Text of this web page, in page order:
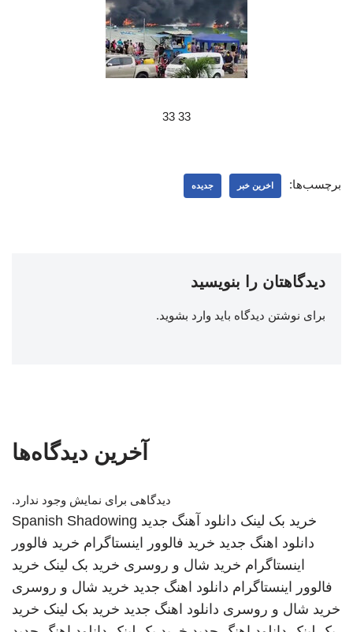
33 33
برچسب‌ها: اخرین خبر جدیده
دیدگاهتان را بنویسید
برای نوشتن دیدگاه باید وارد بشوید.
آخرین دیدگاه‌ها
دیدگاهی برای نمایش وجود ندارد.
خرید بک لینک دانلود آهنگ جدید Spanish Shadowing
دانلود اهنگ جدید خرید فالوور اینستاگرام خرید فالوور
اینستاگرام خرید شال و روسری خرید بک لینک خرید
فالوور اینستاگرام دانلود اهنگ جدید خرید شال و روسری
خرید شال و روسری دانلود اهنگ جدید خرید بک لینک خرید